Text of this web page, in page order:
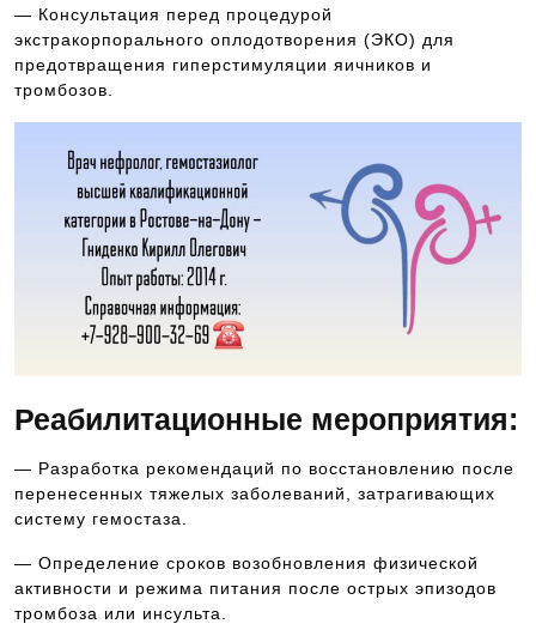
— Консультация перед процедурой
экстракорпорального оплодотворения (ЭКО) для
предотвращения гиперстимуляции яичников и
тромбозов.
Реабилитационные мероприятия:
— Разработка рекомендаций по восстановлению после
перенесенных тяжелых заболеваний, затрагивающих
систему гемостаза.
— Определение сроков возобновления физической
активности и режима питания после острых эпизодов
тромбоза или инсульта.